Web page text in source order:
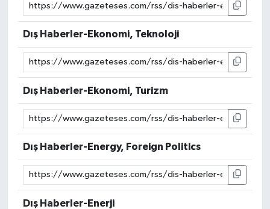
Dış Haberler-Ekonomi, Teknoloji
Dış Haberler-Ekonomi, Turizm
Dış Haberler-Energy, Foreign Politics
Dış Haberler-Enerji